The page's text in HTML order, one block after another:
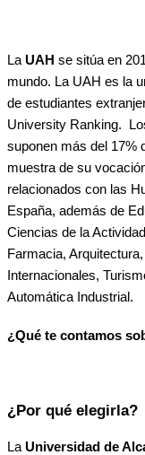
La UAH se sitúa en
mundo. La UAH es la
de estudiantes
University Ranking.
suponen más del 17%
muestra de su
relacionados con las
España, además de
Ciencias de la
Farmacia,
Internacionales,
Automática Industrial.
¿Qué te contamos
¿Por qué elegirla?
La Universidad de